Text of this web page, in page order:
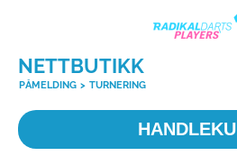
NETTBUTIKK
PÅMELDING > TURNERING